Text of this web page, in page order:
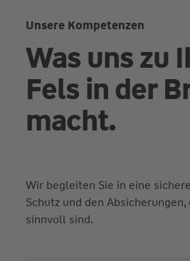
Unsere Kompetenzen
Was uns zu
Fels in der
macht.
Wir begleiten Sie in eine
Schutz und den
sinnvoll sind.